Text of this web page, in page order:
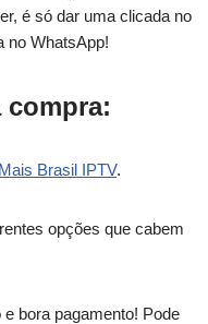
é só dar uma clicada no
no WhatsApp!
compra:
Brasil IPTV.
opções que cabem
bora pagamento! Pode